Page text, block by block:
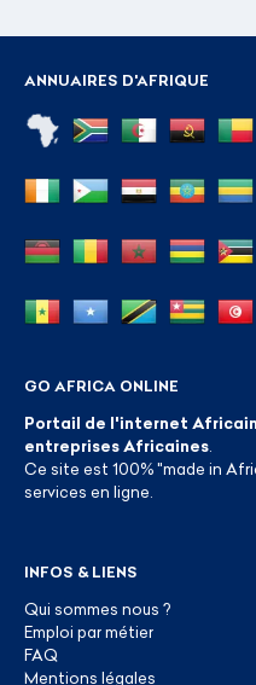
ANNUAIRES D'AFRIQUE
GO AFRICA ONLINE
Portail de l'internet Africain
entreprises Africaines
Ce site est 100% "made in
services en ligne.
INFOS & LIENS
Qui sommes nous ?
Emploi par métier
FAQ
Mentions légales